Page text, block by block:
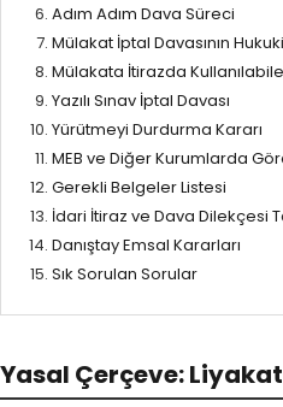
Adım Adım Dava Süreci
Mülakat İptal Davasının
Mülakata İtirazda
Yazılı Sınav İptal Davası
Yürütmeyi Durdurma Kararı
MEB ve Diğer Kurumlarda
Gerekli Belgeler Listesi
İdari İtiraz ve Dava Dilekçesi
Danıştay Emsal Kararları
Sık Sorulan Sorular
Yasal Çerçeve: